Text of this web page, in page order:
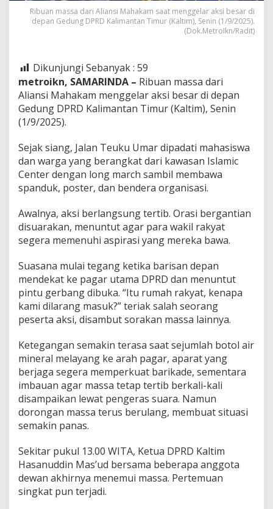
Ribuan massa dari Aliansi Mahakam saat menggelar aksi besar di
depan Gedung DPRD Kalimantan Timur (Kaltim), Senin (1/9/2025).
(Dok.MetroIkn/Radit)
Dikunjungi Sebanyak : 59
metroikn, SAMARINDA – Ribuan massa dari
Aliansi Mahakam menggelar aksi besar di depan
Gedung DPRD Kalimantan Timur (Kaltim), Senin
(1/9/2025).
Sejak siang, Jalan Teuku Umar dipadati mahasiswa
dan warga yang berangkat dari kawasan Islamic
Center dengan long march sambil membawa
spanduk, poster, dan bendera organisasi.
Awalnya, aksi berlangsung tertib. Orasi bergantian
disuarakan, menuntut agar para wakil rakyat
segera memenuhi aspirasi yang mereka bawa.
Suasana mulai tegang ketika barisan depan
mendekat ke pagar utama DPRD dan menuntut
pintu gerbang dibuka. “Itu rumah rakyat, kenapa
kami dilarang masuk?” teriak salah seorang
peserta aksi, disambut sorakan massa lainnya.
Ketegangan semakin terasa saat sejumlah botol air
mineral melayang ke arah pagar, aparat yang
berjaga segera memperkuat barikade, sementara
imbauan agar massa tetap tertib berkali-kali
disampaikan lewat pengeras suara. Namun
dorongan massa terus berulang, membuat situasi
semakin panas.
Sekitar pukul 13.00 WITA, Ketua DPRD Kaltim
Hasanuddin Mas’ud bersama beberapa anggota
dewan akhirnya menemui massa. Pertemuan
singkat pun terjadi.